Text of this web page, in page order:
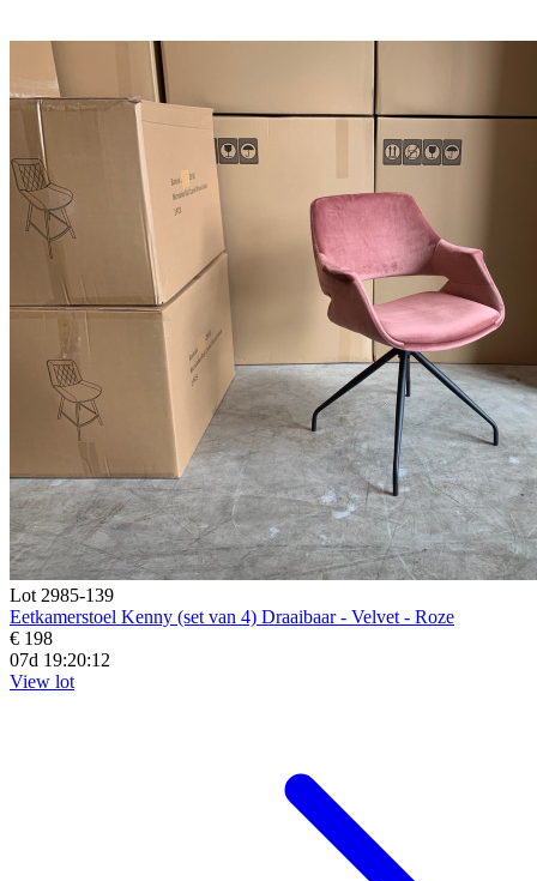
Lot 2985-139
Eetkamerstoel Kenny (set van 4) Draaibaar - Velvet - Roze
€ 198
07d 19:20:10
View lot